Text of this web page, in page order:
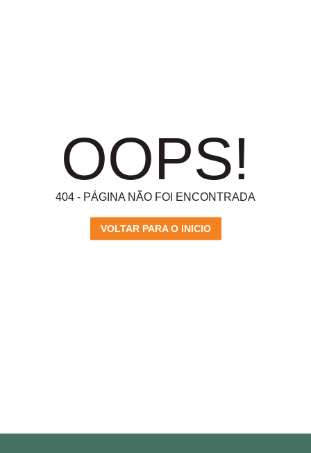
OOPS!
404 - PÁGINA NÃO FOI ENCONTRADA
VOLTAR PARA O INICIO